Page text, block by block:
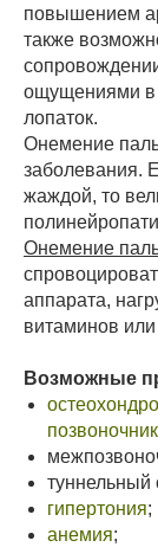
повышением
также
ощущениями в
лопаток.
Онемение
заболевания.
жаждой, то
Онемение
аппарата,
витаминов
Возможные
туннельный
гипертония;
анемия;